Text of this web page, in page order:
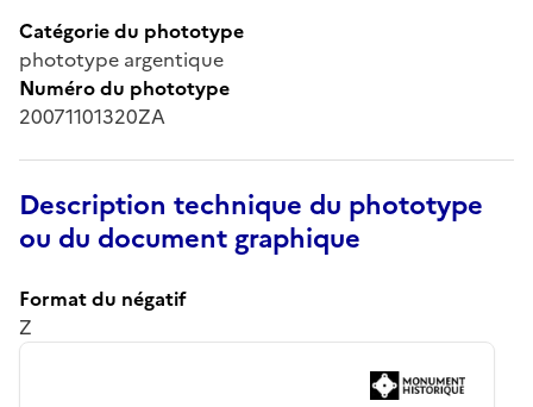
Catégorie du phototype
phototype argentique
Numéro du phototype
20071101320ZA
Description technique du phototype
ou du document graphique
Format du négatif
Z